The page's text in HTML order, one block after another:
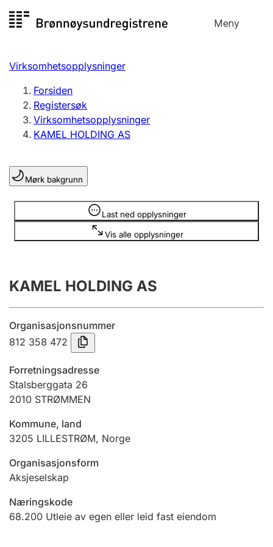
til
Meny
Registersøk
Aksjeselskap
Enkeltpersonforetak
Registrere, endre, slette
Lag og forening
Registrere, endre, slette
Årsregnskap
Innsending og forsinkelsesgebyr
Tinglysing
Jeger
Ektepaktveileder
Offentlig sektor
Virksomhetsopplysninger
Forsiden
Registersøk
Virksomhetsopplysninger
KAMEL HOLDING AS
Mørk bakgrunn
Last ned opplysninger
Vis alle opplysninger
Opplysninger er skjult
KAMEL HOLDING AS
Organisasjonsnummer
812 358 472
Forretningsadresse
Stalsberggata 26
2010 STRØMMEN
Kommune, land
3205 LILLESTRØM, Norge
Organisasjonsform
Aksjeselskap
Næringskode
68.200 Utleie av egen eller leid fast eiendom